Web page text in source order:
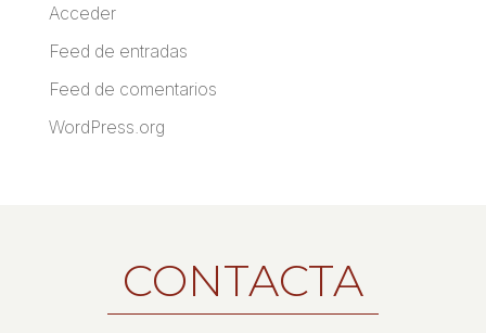
Acceder
Feed de entradas
Feed de comentarios
WordPress.org
CONTACTA